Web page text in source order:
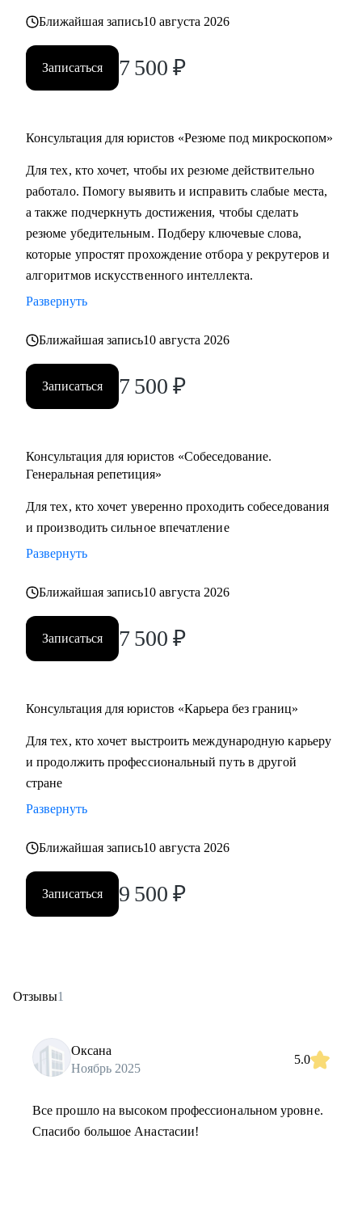
• Составить убедительное резюме, чтобы оно выделяло вас
среди других кандидатов.
вопросы.
• Выйти из карьерного тупика: определить направление
карьерного развития и построить план действий.
• Определиться с выбором специализации.
• Выстроить стратегию поиска работы и карьерного
развития, в том числе в случае релокации, перехода на
руководящую позицию, выхода из декрета.
Кому могу помочь:
подготовиться к собеседованию и получить первую работу.
• Опытным профессионалам — составить убедительное
позиции или в смежные сферы, а также выйти из
карьерного тупика и определить новые траектории
развития.
• Юристам при переезде в другую страну — выстроить
Ближайшая запись10 августа 2026
Записаться 7 500 ₽
Консультация для юристов «Резюме под микроскопом»
Для тех, кто хочет, чтобы их резюме действительно
работало. Помогу выявить и исправить слабые места,
а также подчеркнуть достижения, чтобы сделать
резюме убедительным. Подберу ключевые слова,
которые упростят прохождение отбора у рекрутеров и
алгоритмов искусственного интеллекта.
Развернуть
Ближайшая запись10 августа 2026
Записаться 7 500 ₽
Консультация для юристов «Собеседование.
Генеральная репетиция»
Для тех, кто хочет уверенно проходить собеседования
и производить сильное впечатление
Развернуть
Ближайшая запись10 августа 2026
Записаться 7 500 ₽
Консультация для юристов «Карьера без границ»
Для тех, кто хочет выстроить международную карьеру
и продолжить профессиональный путь в другой
стране
Развернуть
Ближайшая запись10 августа 2026
Записаться 9 500 ₽
Отзывы1
Оксана
Ноябрь 2025
5.0
Все прошло на высоком профессиональном уровне.
Спасибо большое Анастасии!